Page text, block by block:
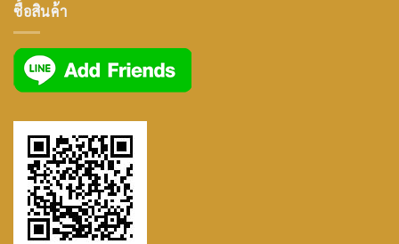
icon
ซื้อสินค้า